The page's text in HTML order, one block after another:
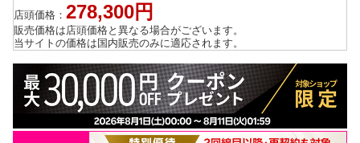
店頭価格： 278,300円
販売価格は店頭価格と異なる場合がございます。
当サイトの価格は国内販売のみに適応されます。